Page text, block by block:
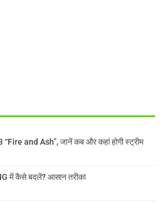
and Ash”, जानें कब और कहां होगी स्ट्रीम
में कैसे बदलें? आसान तरीका